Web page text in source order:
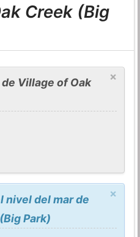
Creek (Big
×
Village of Oak
×
nivel del mar de
Park)